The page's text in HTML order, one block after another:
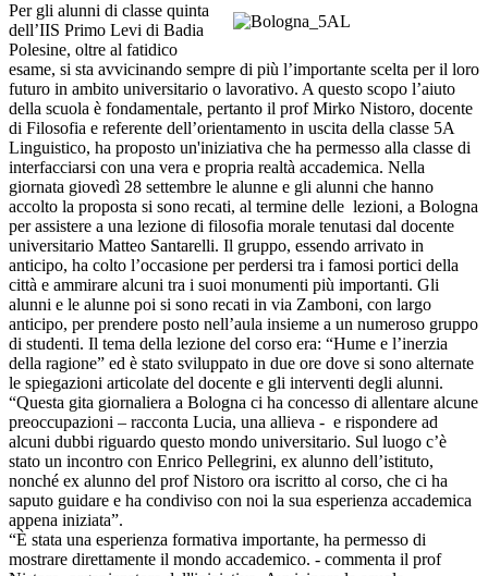
Per gli alunni di classe quinta
dell’IIS Primo Levi di Badia
Polesine, oltre al fatidico
esame, si sta avvicinando sempre di più l’importante scelta per il loro
futuro in ambito universitario o lavorativo. A questo scopo l’aiuto
della scuola è fondamentale, pertanto il prof Mirko Nistoro, docente
di Filosofia e referente dell’orientamento in uscita della classe 5A
Linguistico, ha proposto un'iniziativa che ha permesso alla classe di
interfacciarsi con una vera e propria realtà accademica. Nella
giornata giovedì 28 settembre le alunne e gli alunni che hanno
accolto la proposta si sono recati, al termine delle lezioni, a Bologna
per assistere a una lezione di filosofia morale tenutasi dal docente
universitario Matteo Santarelli. Il gruppo, essendo arrivato in
anticipo, ha colto l’occasione per perdersi tra i famosi portici della
città e ammirare alcuni tra i suoi monumenti più importanti. Gli
alunni e le alunne poi si sono recati in via Zamboni, con largo
anticipo, per prendere posto nell’aula insieme a un numeroso gruppo
di studenti. Il tema della lezione del corso era: “Hume e l’inerzia
della ragione” ed è stato sviluppato in due ore dove si sono alternate
le spiegazioni articolate del docente e gli interventi degli alunni.
“Questa gita giornaliera a Bologna ci ha concesso di allentare alcune
preoccupazioni – racconta Lucia, una allieva - e rispondere ad
alcuni dubbi riguardo questo mondo universitario. Sul luogo c’è
stato un incontro con Enrico Pellegrini, ex alunno dell’istituto,
nonché ex alunno del prof Nistoro ora iscritto al corso, che ci ha
saputo guidare e ha condiviso con noi la sua esperienza accademica
appena iniziata”.
“È stata una esperienza formativa importante, ha permesso di
mostrare direttamente il mondo accademico. - commenta il prof